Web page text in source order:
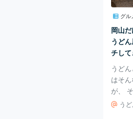
購入
は、
ぶど
オー
ます
イン
グル
岡山
うど
チし
うど
はそ
が、
うどん
す！
う